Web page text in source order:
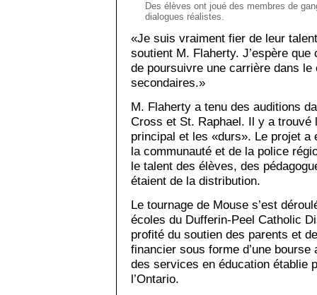
Des élèves ont joué des membres de
dialogues réalistes.
«Je suis vraiment fier de leur
soutient M. Flaherty. J’espère
de pour­suivre une carrière dans
secondaires.»
M. Flaherty a tenu des auditions
Cross et St. Raphael. Il y a trouvé
principal et les «durs». Le projet
la communauté et de la police
le talent des élèves, des
étaient de la distribution.
Le tournage de Mouse s’est
écoles du Dufferin-Peel Catholic
profité du soutien des parents et
financier sous forme d’une
des services en éducation établie
l’Ontario.